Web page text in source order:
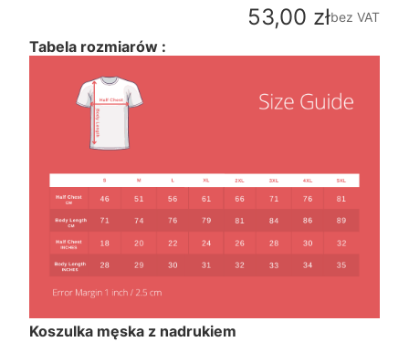
Cena
53,00 złbez VAT
Tabela rozmiarów :
Koszulka męska z nadrukiem